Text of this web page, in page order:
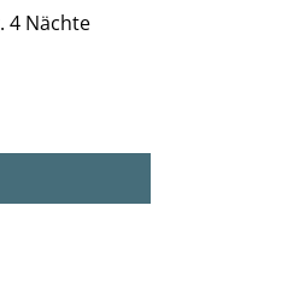
4 Nächte